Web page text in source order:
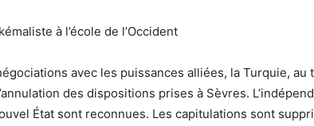
à l’école de l’Occident
avec les puissances alliées, la Turquie,
des dispositions prises à Sèvres.
État sont reconnues. Les capitulations sont